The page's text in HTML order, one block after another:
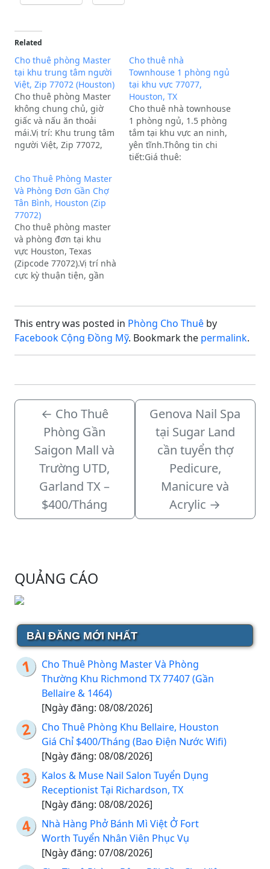
Related
Cho thuê phòng Master
tại khu trung tâm người
Việt, Zip 77072 (Houston)
Cho thuê phòng Master
không chung chủ, giờ
giấc và nấu ăn thoải
mái.Vị trí: Khu trung tâm
người Việt, Zip 77072,
chuyển, ngay đầu đường
có trạm xe bus, khu an
ninh, không ngập
lụt.Tiện ích xung quanh:
Cách HCC Bissonnet…
Cho thuê nhà
Townhouse 1 phòng ngủ
tại khu vực 77077,
Houston, TX
Cho thuê nhà townhouse
1 phòng ngủ, 1.5 phòng
tắm tại khu vực an ninh,
yên tĩnh.Thông tin chi
tiết:Giá thuê:
Cho Thuê Phòng Master
Và Phòng Đơn Gần Chợ
Tân Bình, Houston (Zip
77072)
Cho thuê phòng master
và phòng đơn tại khu
vực Houston, Texas
(Zipcode 77072).Vị trí nhà
cực kỳ thuận tiện, gần
giúp di chuyển và đi lại
dễ dàng.Quý khách có
This entry was posted in Phòng Cho Thuê by
Facebook Cộng Đồng Mỹ. Bookmark the permalink.
← Cho Thuê
Phòng Gần
Saigon Mall và
Trường UTD,
Garland TX –
$400/Tháng
Genova Nail Spa
tại Sugar Land
cần tuyển thợ
Pedicure,
Manicure và
Acrylic →
QUẢNG CÁO
BÀI ĐĂNG MỚI NHẤT
Cho Thuê Phòng Master Và Phòng
Thường Khu Richmond TX 77407 (Gần
Bellaire & 1464)
[Ngày đăng: 08/08/2026]
Cho Thuê Phòng Khu Bellaire, Houston
Giá Chỉ $400/Tháng (Bao Điện Nước Wifi)
[Ngày đăng: 08/08/2026]
Kalos & Muse Nail Salon Tuyển Dụng
Receptionist Tại Richardson, TX
[Ngày đăng: 08/08/2026]
Nhà Hàng Phở Bánh Mì Việt Ở Fort
Worth Tuyển Nhân Viên Phục Vụ
[Ngày đăng: 07/08/2026]